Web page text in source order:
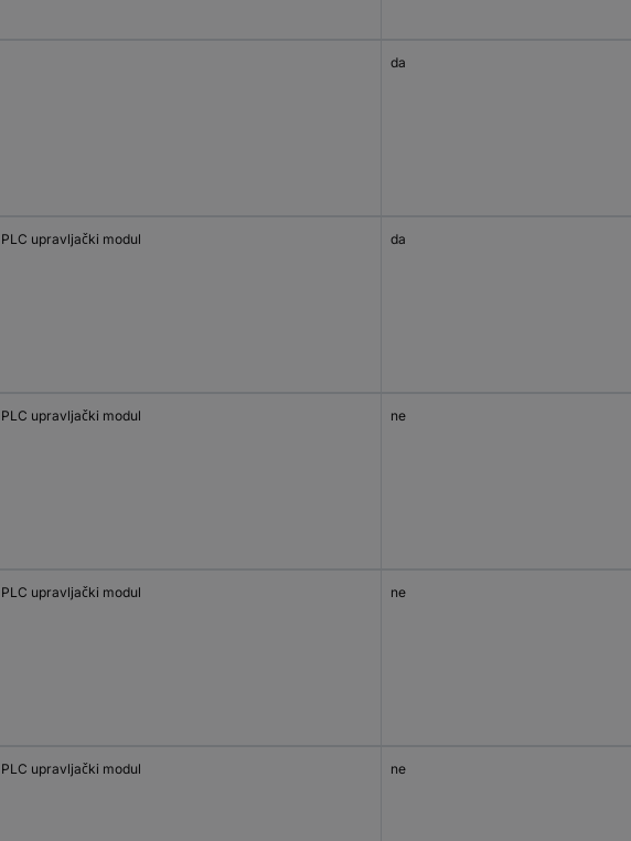
da
PLC upravljački modul da
PLC upravljački modul ne
PLC upravljački modul ne
PLC upravljački modul ne